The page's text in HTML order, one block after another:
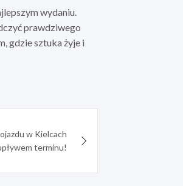
wydaniu.
prawdziwego
gdzie sztuka żyje i
w Kielcach
terminu!